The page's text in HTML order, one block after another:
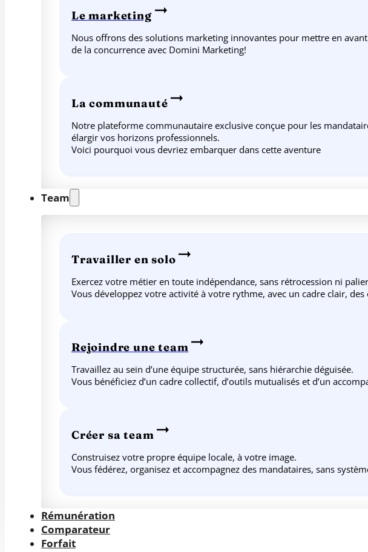
Le marketing
Nous offrons des solutions marketing innovantes pour mettre en
de la concurrence avec Domini Marketing!
La communauté
Notre plateforme communautaire exclusive conçue pour les
élargir vos horizons professionnels.
Voici pourquoi vous devriez embarquer dans cette aventure
Team
Travailler en solo
Exercez votre métier en toute indépendance, sans rétrocession ni
Vous développez votre activité à votre rythme, avec un cadre clair,
Rejoindre une team
Travaillez au sein d’une équipe structurée, sans hiérarchie déguisée.
Vous bénéficiez d’un cadre collectif, d’outils mutualisés et d’un
Créer sa team
Construisez votre propre équipe locale, à votre image.
Vous fédérez, organisez et accompagnez des mandataires, sans
Rémunération
Comparateur
Forfait